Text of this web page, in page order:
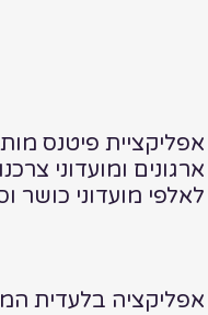
אפליקציית פיטנס
ארגונים ומועדוני
לאלפי מועדוני כושר
אפליקציה בלעדית